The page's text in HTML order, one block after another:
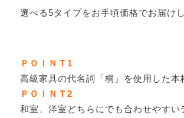
選べる5タイプをお手頃価格でお届けし
ＰＯＩＮＴ1
高級家具の代名詞「桐」を使用した本
ＰＯＩＮＴ2
和室、洋室どちらにでも合わせやすい